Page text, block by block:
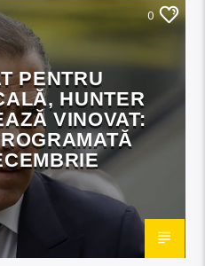
0
PENTRU
HUNTER
VINOVAT: